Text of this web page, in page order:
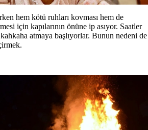
hem kötü ruhları kovması hem de
için kapılarının önüne ip asıyor. Saatler
atmaya başlıyorlar. Bunun nedeni de